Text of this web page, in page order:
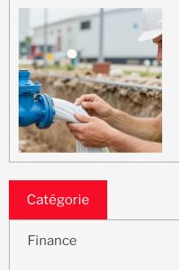
Catégorie
Finance